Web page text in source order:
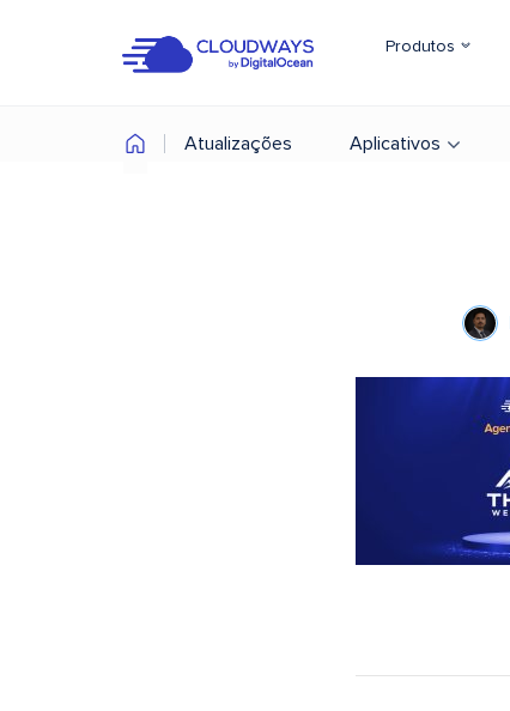
Produtos
Atualizações Aplicativos